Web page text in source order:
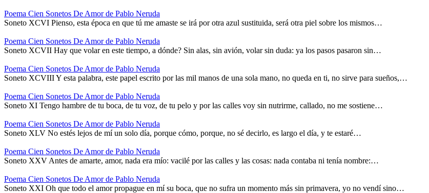
Poema Cien Sonetos De Amor de Pablo Neruda
Soneto XCVI Pienso, esta época en que tú me amaste se irá por otra azul sustituida, será otra piel sobre los mismos…
Poema Cien Sonetos De Amor de Pablo Neruda
Soneto XCVII Hay que volar en este tiempo, a dónde? Sin alas, sin avión, volar sin duda: ya los pasos pasaron sin…
Poema Cien Sonetos De Amor de Pablo Neruda
Soneto XCVIII Y esta palabra, este papel escrito por las mil manos de una sola mano, no queda en ti, no sirve para sueños,…
Poema Cien Sonetos De Amor de Pablo Neruda
Soneto XI Tengo hambre de tu boca, de tu voz, de tu pelo y por las calles voy sin nutrirme, callado, no me sostiene…
Poema Cien Sonetos De Amor de Pablo Neruda
Soneto XLV No estés lejos de mí un solo día, porque cómo, porque, no sé decirlo, es largo el día, y te estaré…
Poema Cien Sonetos De Amor de Pablo Neruda
Soneto XXV Antes de amarte, amor, nada era mío: vacilé por las calles y las cosas: nada contaba ni tenía nombre:…
Poema Cien Sonetos De Amor de Pablo Neruda
Soneto XXI Oh que todo el amor propague en mí su boca, que no sufra un momento más sin primavera, yo no vendí sino…